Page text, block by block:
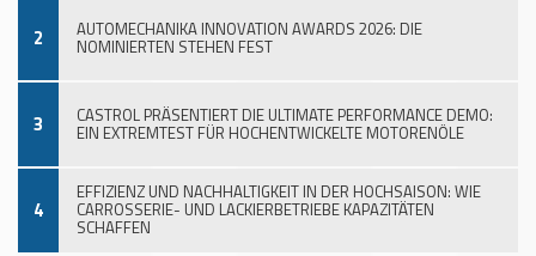
2 AUTOMECHANIKA INNOVATION AWARDS 2026: DIE
NOMINIERTEN STEHEN FEST
3 CASTROL PRÄSENTIERT DIE ULTIMATE PERFORMANCE DEMO:
EIN EXTREMTEST FÜR HOCHENTWICKELTE MOTORENÖLE
4
EFFIZIENZ UND NACHHALTIGKEIT IN DER HOCHSAISON: WIE
CARROSSERIE- UND LACKIERBETRIEBE KAPAZITÄTEN
SCHAFFEN